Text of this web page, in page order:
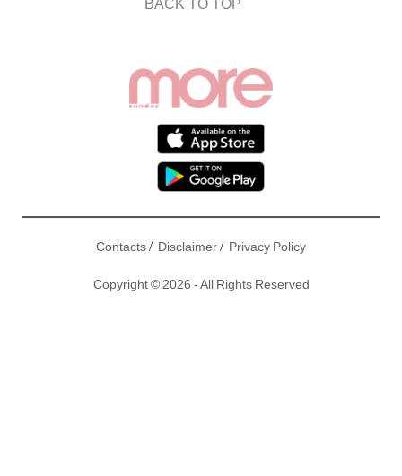
BACK TO TOP
Contacts/ Disclaimer/ Privacy Policy
Copyright © 2026 - All Rights Reserved